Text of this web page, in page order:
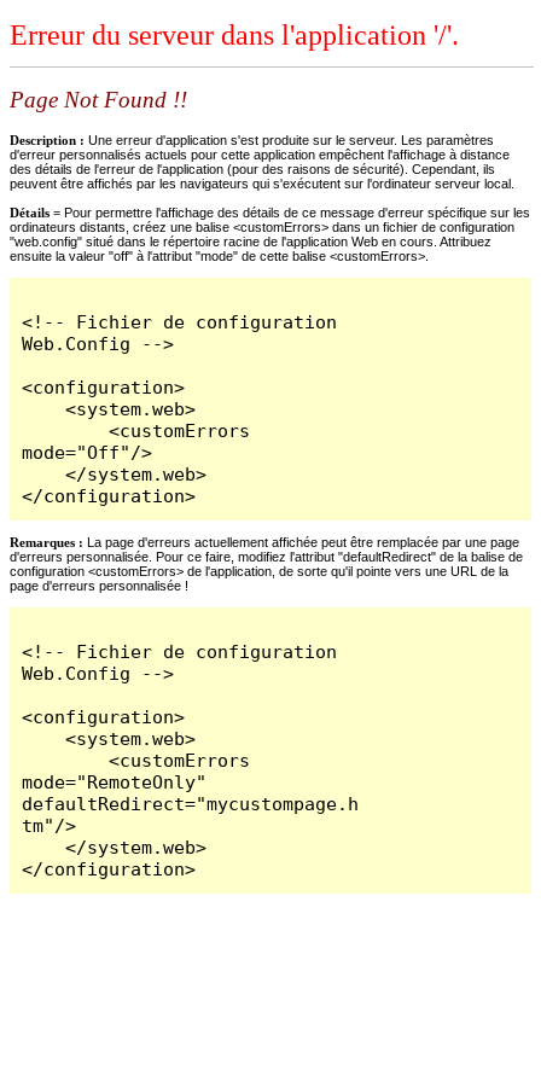
Erreur du serveur dans l'application '/'.
Page Not Found !!
Description : Une erreur d'application s'est produite sur le serveur. Les paramètres
d'erreur personnalisés actuels pour cette application empêchent l'affichage à distance
des détails de l'erreur de l'application (pour des raisons de sécurité). Cependant, ils
peuvent être affichés par les navigateurs qui s'exécutent sur l'ordinateur serveur local.
Détails = Pour permettre l'affichage des détails de ce message d'erreur spécifique sur les
ordinateurs distants, créez une balise <customErrors> dans un fichier de configuration
"web.config" situé dans le répertoire racine de l'application Web en cours. Attribuez
ensuite la valeur "off" à l'attribut "mode" de cette balise <customErrors>.
<!-- Fichier de configuration
Web.Config -->
<configuration>
    <system.web>
        <customErrors
mode="Off"/>
    </system.web>
</configuration>
Remarques : La page d'erreurs actuellement affichée peut être remplacée par une page
d'erreurs personnalisée. Pour ce faire, modifiez l'attribut "defaultRedirect" de la balise de
configuration <customErrors> de l'application, de sorte qu'il pointe vers une URL de la
page d'erreurs personnalisée !
<!-- Fichier de configuration
Web.Config -->
<configuration>
    <system.web>
        <customErrors
mode="RemoteOnly"
defaultRedirect="mycustompage.h
tm"/>
    </system.web>
</configuration>